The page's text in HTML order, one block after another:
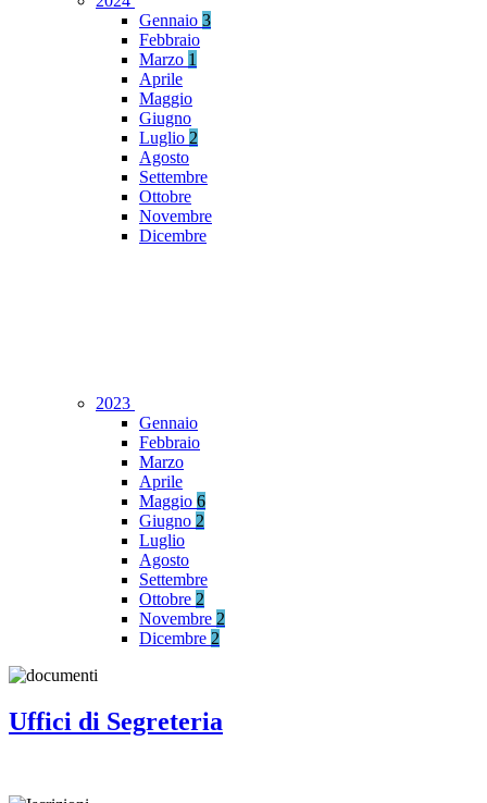
Gennaio 3
Febbraio
Marzo 1
Aprile
Maggio
Giugno
Luglio 2
Agosto
Settembre
Ottobre
Novembre
Dicembre
2023
Gennaio
Febbraio
Marzo
Aprile
Maggio 6
Giugno 2
Luglio
Agosto
Settembre
Ottobre 2
Novembre 2
Dicembre 2
Uffici di Segreteria